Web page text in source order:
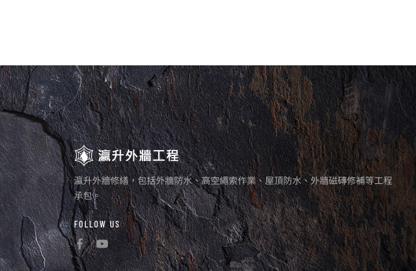
瀛升外牆修繕，包括外牆防水、高空繩索作業、屋頂防水、外牆磁磚修補等工程
承包。
FOLLOW US